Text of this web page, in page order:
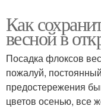
Как
весной в
Посадка флоксов
пожалуй,
предостережения
цветов осенью, все